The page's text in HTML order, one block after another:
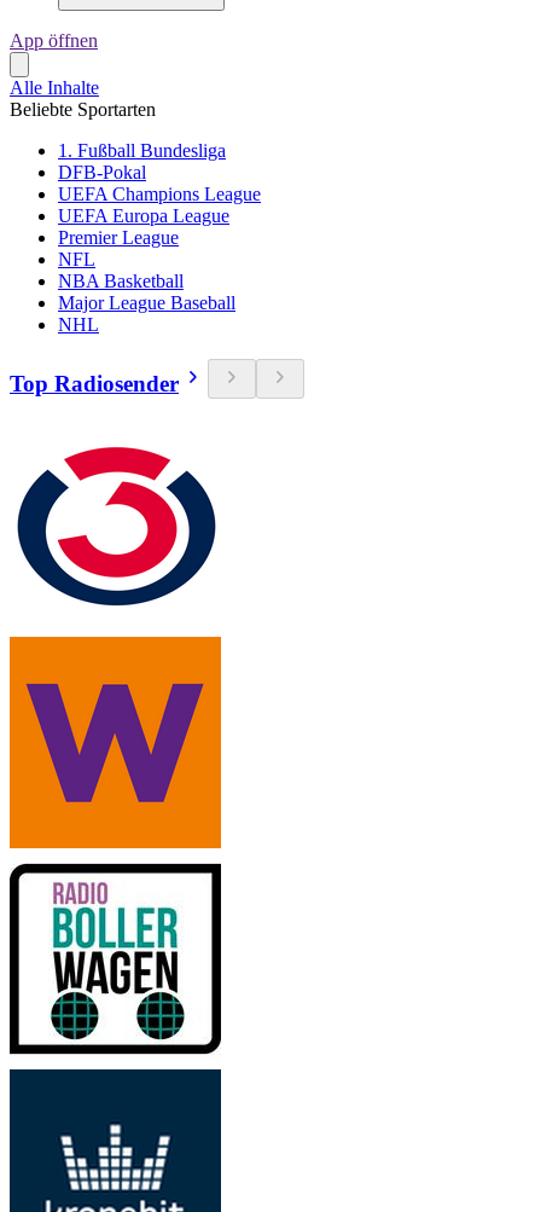
App öffnen
Alle Inhalte
Beliebte Sportarten
1. Fußball Bundesliga
DFB-Pokal
UEFA Champions League
UEFA Europa League
Premier League
NFL
NBA Basketball
Major League Baseball
NHL
Top Radiosender